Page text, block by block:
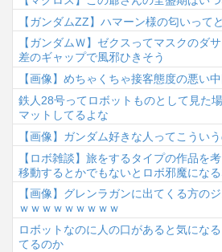
【ガンダムΖΖ】ハマーン様の匂いって
【ガンダムＷ】ゼクスってマスクのダ
差のギャップで風邪ひきそう
【画像】めちゃくちゃ接客態度の悪い
鉄人28号ってロボットものとして見た
マットしてるよな
【画像】ガンダム好きな人ってこうい
【ロボ雑談】旅をするタイプの作品を
移動するとかでもないとロボ邪魔にな
【画像】グレンラガンに出てくる方の
ｗｗｗｗｗｗｗｗｗ
ロボットなのに人の口があると気にな
てるのか